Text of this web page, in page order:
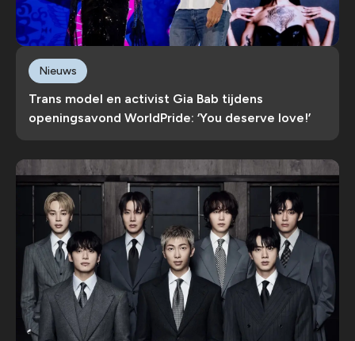
Trans model en activist Gia Bab tijdens
openingsavond WorldPride: ‘You deserve love!’
Nieuws